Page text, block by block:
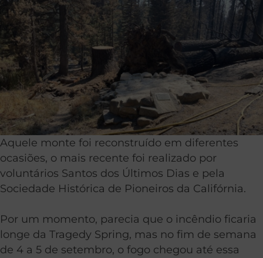
Aquele monte foi reconstruído em diferentes
ocasiões, o mais recente foi realizado por
voluntários Santos dos Últimos Dias e pela
Sociedade Histórica de Pioneiros da Califórnia.
Por um momento, parecia que o incêndio ficaria
longe da Tragedy Spring, mas no fim de semana
de 4 a 5 de setembro, o fogo chegou até essa